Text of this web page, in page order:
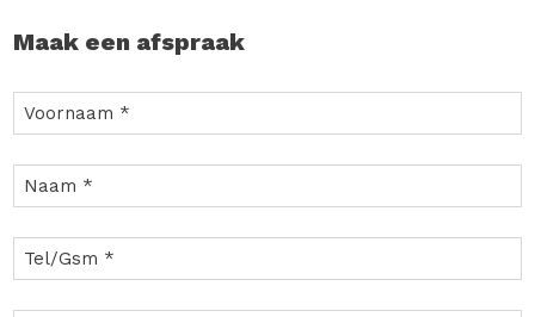
Maak een afspraak